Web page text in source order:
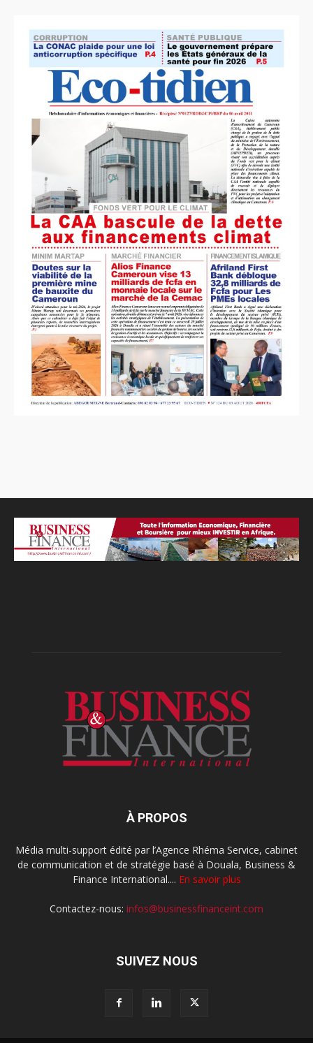
À PROPOS
Média multi-support édité par l’Agence Rhéma Service, cabinet
de communication et de stratégie basé à Douala, Business &
Finance International.... En savoir plus
Contactez-nous: infos@businessfinanceint.com
SUIVEZ NOUS